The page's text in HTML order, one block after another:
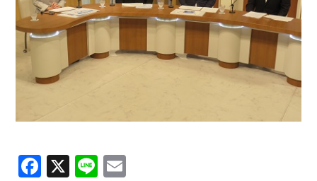
Facebook
X Line